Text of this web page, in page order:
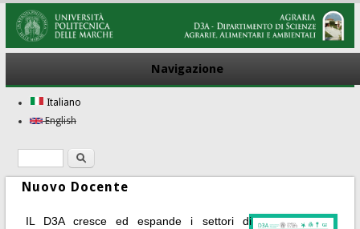
Navigazione
Italiano
English
Form di ricerca
Ricerca
Nuovo Docente
IL D3A cresce ed espande i settori di